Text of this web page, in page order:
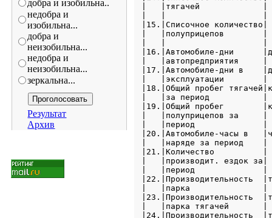
добра и изобильна..
недобра и
изобильна...
добра и
неизобильна...
недобра и
неизобильна...
зеркальна...
Результат
Архив